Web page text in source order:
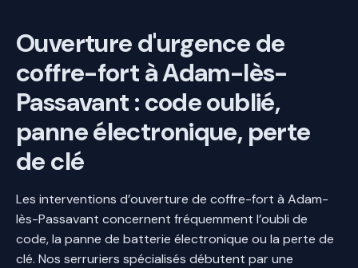
Ouverture d'urgence de
coffre-fort à Adam-lès-
Passavant : code oublié,
panne électronique, perte
de clé
Les interventions d’ouverture de coffre-fort à Adam-
lès-Passavant concernent fréquemment l’oubli de
code, la panne de batterie électronique ou la perte de
clé. Nos serruriers spécialisés débutent par une